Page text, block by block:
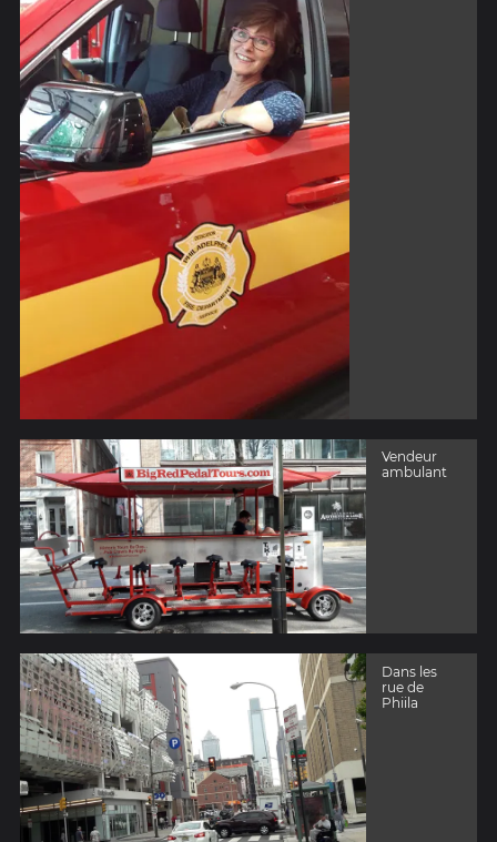
Vendeur
ambulant
Dans les
rue de
Phiila